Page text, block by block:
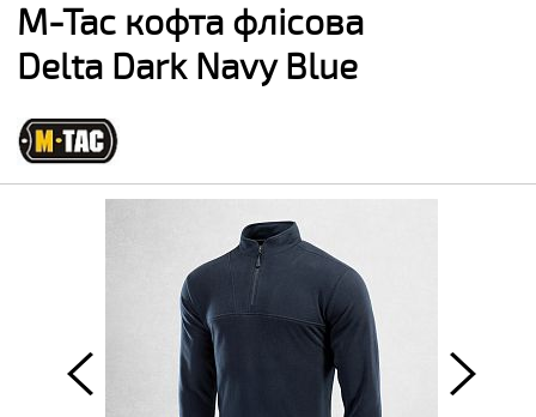
M-Tac кофта флісова
Delta Dark Navy Blue